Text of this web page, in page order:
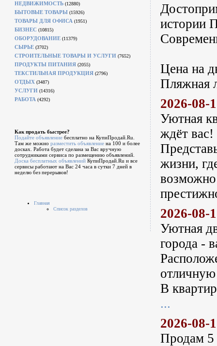
НЕДВИЖИМОСТЬ (12880)
БЫТОВЫЕ ТОВАРЫ (15926)
ТОВАРЫ ДЛЯ ОФИСА (1951)
БИЗНЕС (10815)
ОБОРУДОВАНИЕ (11379)
СЫРЬЕ (3702)
СТРОИТЕЛЬНЫЕ ТОВАРЫ И УСЛУГИ (7652)
ПРОДУКТЫ ПИТАНИЯ (2055)
ТЕКСТИЛЬНАЯ ПРОДУКЦИЯ (2796)
ОТДЫХ (3487)
УСЛУГИ (14316)
РАБОТА (4292)
Как продать быстрее?
Подайте объявление бесплатно на КупиПродай.Ru.
Там же можно разместить объявление на 100 и более
досках. Работа будет сделана за Вас вручную
сотрудниками сервиса по размещению объявлений.
Доска бесплатных объявлений КупиПродай.Ru и все
сервисы работают на Вас 24 часа в сутки 7 дней в
неделю без перерывов!
Главная
Список разделов
истории
Цена на
Пляжная
2026-08-
Уютная
ждёт вас!
жизни,
2026-08-
Уютная
города -
В
...
2026-08-
Продам 5